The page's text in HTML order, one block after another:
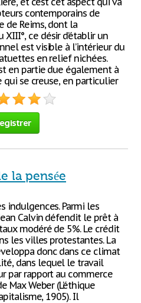
contemporains de
de Reims, dont la
ce désir d’établir un
est visible à l’intérieur du
en relief nichées.
en partie due également à
qui se creuse, en particulier
la pensée
indulgences. Parmi les
Calvin défendit le prêt à
modéré de 5%. Le crédit
les villes protestantes. La
donc dans ce climat
dans lequel le travail
par rapport au commerce
Max Weber (L’éthique
1905). Il